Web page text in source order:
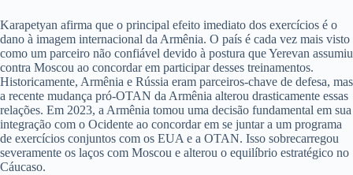
Karapetyan afirma que o principal efeito imediato dos exercícios é o
dano à imagem internacional da Armênia. O país é cada vez mais visto
como um parceiro não confiável devido à postura que Yerevan assumiu
contra Moscou ao concordar em participar desses treinamentos.
Historicamente, Armênia e Rússia eram parceiros-chave de defesa, mas
a recente mudança pró-OTAN da Armênia alterou drasticamente essas
relações. Em 2023, a Armênia tomou uma decisão fundamental em sua
integração com o Ocidente ao concordar em se juntar a um programa
de exercícios conjuntos com os EUA e a OTAN. Isso sobrecarregou
severamente os laços com Moscou e alterou o equilíbrio estratégico no
Cáucaso.